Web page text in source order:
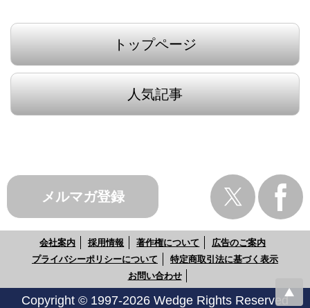
トップページ
人気記事
メルマガ登録
会社案内 採用情報 著作権について
広告のご案内
プライバシーポリシーについて
特定商取引法に基づく表示
お問い合わせ
Copyright © 1997-2026 Wedge Rights Reserved